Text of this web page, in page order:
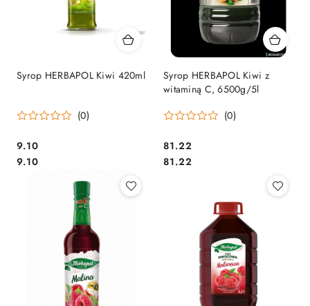
Syrop HERBAPOL Kiwi 420ml
(0)
Cena:
9.10
Cena:
9.10
Syrop HERBAPOL Kiwi z
witaminą C, 6500g/5l
(0)
Cena:
81.22
Cena:
81.22